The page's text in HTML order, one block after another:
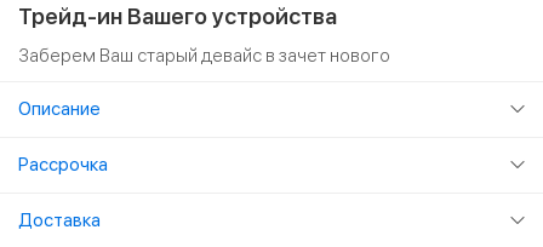
Трейд-ин Вашего устройства
Заберем Ваш старый девайс в зачет нового
Описание
Рассрочка
Доставка